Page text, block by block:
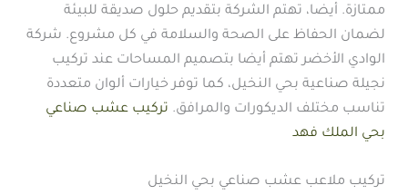
ممتازة. أيضا، تهتم الشركة بتقديم حلول صديقة للبيئة
لضمان الحفاظ على الصحة والسلامة في كل مشروع. شركة
الوادي الأخضر تهتم أيضا بتصميم المساحات عند تركيب
نجيلة صناعية بحي النخيل، كما توفر خيارات ألوان متعددة
تناسب مختلف الديكورات والمرافق. تركيب عشب صناعي
بحي الملك فهد
تركيب ملاعب عشب صناعي بحي النخيل